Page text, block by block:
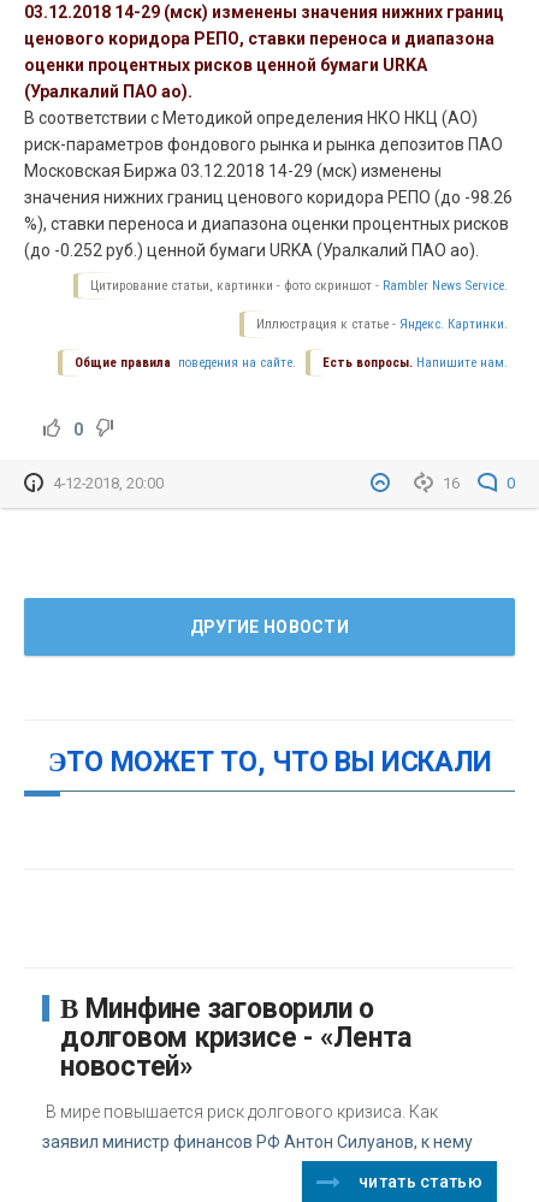
03.12.2018 14-29 (мск) изменены значения нижних границ
ценового коридора РЕПО, ставки переноса и диапазона
оценки процентных рисков ценной бумаги URKA
(Уралкалий ПАО ао).
В соответствии с Методикой определения НКО НКЦ (АО)
риск-параметров фондового рынка и рынка депозитов ПАО
Московская Биржа 03.12.2018 14-29 (мск) изменены
значения нижних границ ценового коридора РЕПО (до -98.26
%), ставки переноса и диапазона оценки процентных рисков
(до -0.252 руб.) ценной бумаги URKA (Уралкалий ПАО ао).
Цитирование статьи, картинки - фото скриншот - Rambler News Service.
Иллюстрация к статье - Яндекс. Картинки.
Есть вопросы. Напишите нам.
Общие правила поведения на сайте.
0
16 0
4-12-2018, 20:00
ДРУГИЕ НОВОСТИ
ЭТО МОЖЕТ ТО, ЧТО ВЫ ИСКАЛИ
В Минфине заговорили о
долговом кризисе - «Лента
новостей»
В мире повышается риск долгового кризиса. Как
заявил министр финансов РФ Антон Силуанов, к нему
читать статью